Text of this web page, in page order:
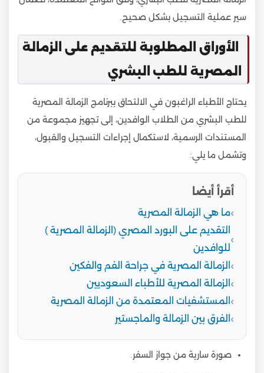
سير عملية التسجيل بشكل صحيح.
الأوراق المطلوبة للتقديم على الزمالة
المصرية للطب البشري
يحتاج الأطباء الراغبون في الالتحاق ببرنامج الزمالة المصرية
للطب البشري من الطلاب الوافدين، إلى تجهيز مجموعة من
المستندات الرسمية، لاستكمال إجراءات التسجيل والقبول،
وتشمل ما يلي:
أقرأ أيضا
ما هي الزمالة المصرية
التقديم على البورد المصري (الزمالة المصرية )
للوافدين
الزمالة المصرية في جراحة الفم والفكين
الزمالة المصرية للأطباء السعوديين
المستشفيات المعتمدة من الزمالة المصرية
الفرق بين الزمالة والماجستير
صورة سارية من جواز السفر.